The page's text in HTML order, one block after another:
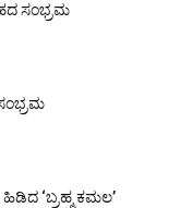
ಸಂಭ್ರಮ
‘ಬ್ರಹ್ಮ ಕಮಲ’